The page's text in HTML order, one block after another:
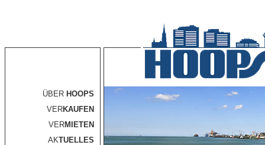
ÜBER HOOPS
VERKAUFEN
VERMIETEN
AKTUELLES